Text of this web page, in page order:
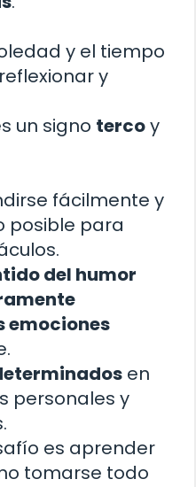
y el tiempo
y
un signo tercoy
fácilmente y
posible para
del humor
emociones
en
personales y
es aprender
tomarse todo